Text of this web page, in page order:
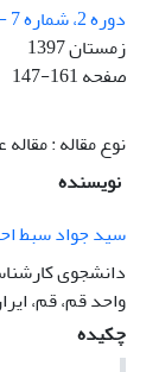
دوره 2، شماره 7 - شماره پیاپی 7
زمستان 1397
صفحه147-161
نوع مقاله :
نویسنده
سید جواد سبط
دانشجوی
واحد قم، قم،
چکیده